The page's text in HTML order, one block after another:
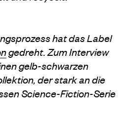
hat das Label
gedreht. Zum Interview
gelb-schwarzen
der stark an die
Science-Fiction-Serie